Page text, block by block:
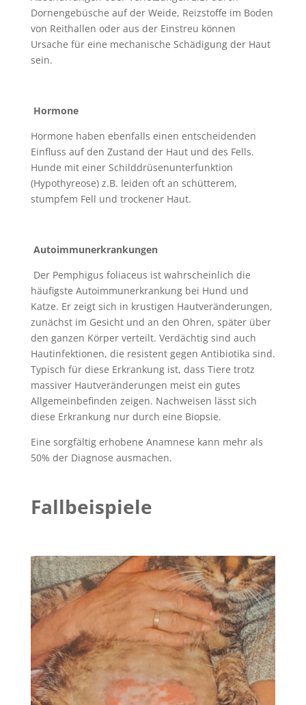
Dornengebüsche auf der Weide, Reizstoffe im Boden
von Reithallen oder aus der Einstreu können
Ursache für eine mechanische Schädigung der Haut
sein.
Hormone
Hormone haben ebenfalls einen entscheidenden
Einfluss auf den Zustand der Haut und des Fells.
Hunde mit einer Schilddrüsenunterfunktion
(Hypothyreose) z.B. leiden oft an schütterem,
stumpfem Fell und trockener Haut.
Autoimmunerkrankungen
Der Pemphigus foliaceus ist wahrscheinlich die
häufigste Autoimmunerkrankung bei Hund und
Katze. Er zeigt sich in krustigen Hautveränderungen,
zunächst im Gesicht und an den Ohren, später über
den ganzen Körper verteilt. Verdächtig sind auch
Hautinfektionen, die resistent gegen Antibiotika sind.
Typisch für diese Erkrankung ist, dass Tiere trotz
massiver Hautveränderungen meist ein gutes
Allgemeinbefinden zeigen. Nachweisen lässt sich
diese Erkrankung nur durch eine Biopsie.
Eine sorgfältig erhobene Anamnese kann mehr als
50% der Diagnose ausmachen.
Fallbeispiele